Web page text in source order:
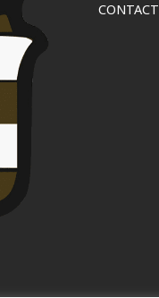
CONTACT